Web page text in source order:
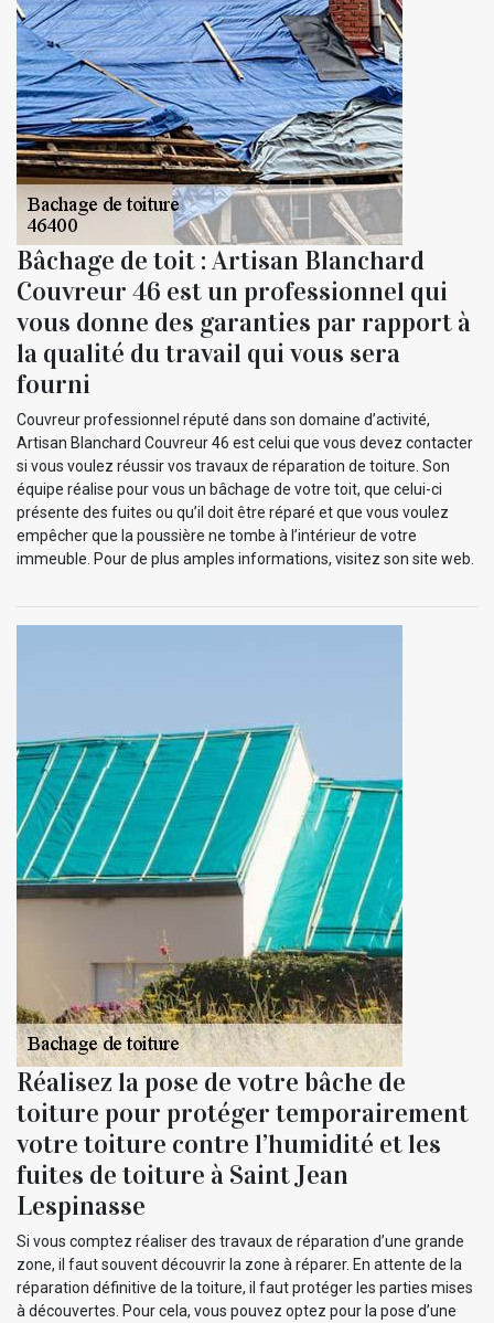
Bâchage de toit : Artisan Blanchard
Couvreur 46 est un professionnel qui
vous donne des garanties par rapport à
la qualité du travail qui vous sera
fourni
Couvreur professionnel réputé dans son domaine d’activité,
Artisan Blanchard Couvreur 46 est celui que vous devez contacter
si vous voulez réussir vos travaux de réparation de toiture. Son
équipe réalise pour vous un bâchage de votre toit, que celui-ci
présente des fuites ou qu’il doit être réparé et que vous voulez
empêcher que la poussière ne tombe à l’intérieur de votre
immeuble. Pour de plus amples informations, visitez son site web.
Réalisez la pose de votre bâche de
toiture pour protéger temporairement
votre toiture contre l’humidité et les
fuites de toiture à Saint Jean
Lespinasse
Si vous comptez réaliser des travaux de réparation d’une grande
zone, il faut souvent découvrir la zone à réparer. En attente de la
réparation définitive de la toiture, il faut protéger les parties mises
à découvertes. Pour cela, vous pouvez optez pour la pose d’une